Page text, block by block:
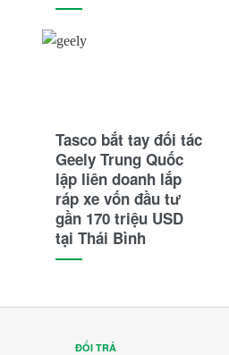
Tasco bắt tay đối tác
Geely Trung Quốc
lập liên doanh lắp
ráp xe vốn đầu tư
gần 170 triệu USD
tại Thái Bình
ĐỔI TRẢ